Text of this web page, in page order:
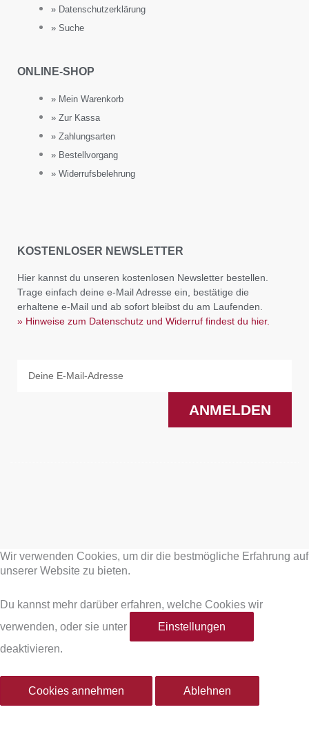
» Datenschutzerklärung
» Suche
ONLINE-SHOP
» Mein Warenkorb
» Zur Kassa
» Zahlungsarten
» Bestellvorgang
» Widerrufsbelehrung
KOSTENLOSER NEWSLETTER
Hier kannst du unseren kostenlosen Newsletter bestellen.
Trage einfach deine e-Mail Adresse ein, bestätige die
erhaltene e-Mail und ab sofort bleibst du am Laufenden.
» Hinweise zum Datenschutz und Widerruf findest du hier.
ANMELDEN
a
e
b
o
o
Wir verwenden Cookies, um dir die bestmögliche Erfahrung auf
unserer Website zu bieten.
Du kannst mehr darüber erfahren, welche Cookies wir
verwenden, oder sie unter
Einstellungen
deaktivieren.
Cookies annehmen Ablehnen